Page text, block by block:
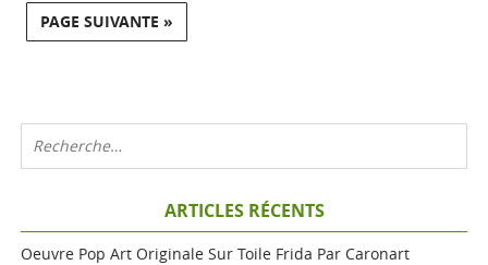
PAGE SUIVANTE »
ARTICLES RÉCENTS
Oeuvre Pop Art Originale Sur Toile Frida Par Caronart